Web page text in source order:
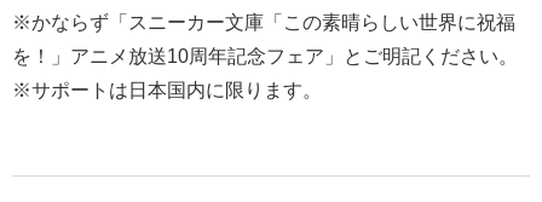
※かならず「スニーカー文庫「この素晴らしい世界に祝福
を！」アニメ放送10周年記念フェア」とご明記ください。
※サポートは日本国内に限ります。